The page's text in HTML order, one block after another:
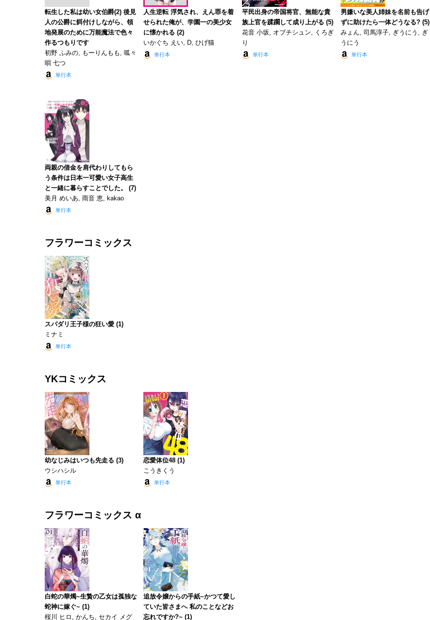
転生した私は幼い女伯爵(2) 後見
人の公爵に餌付けしながら、領
地発展のために万能魔法で色々
作るつもりです
初野 ふみの, もーりんもも, 呱々
唄 七つ
単行本
人生逆転 浮気され、えん罪を着
せられた俺が、学園一の美少女
に懐かれる (2)
いかぐち えい, D, ひげ猫
単行本
平民出身の帝国将官、無能な貴
族上官を蹂躙して成り上がる (5)
花音 小坂, オブチシュン, くろぎ
り
単行本
男嫌いな美人姉妹を名前も告げ
ずに助けたら一体どうなる? (5)
みょん, 司馬淳子, ぎうにう, ぎ
うにう
単行本
両親の借金を肩代わりしてもら
う条件は日本一可愛い女子高生
と一緒に暮らすことでした。 (7)
美月 めいあ, 雨音 恵, kakao
単行本
フラワーコミックス
スパダリ王子様の狂い愛 (1)
ミナミ
単行本
YKコミックス
幼なじみはいつも先走る (3)
ウシハシル
単行本
恋愛体位48 (1)
こうきくう
単行本
フラワーコミックス α
白蛇の華燭~生贄の乙女は孤独な
蛇神に嫁ぐ~ (1)
桜川 ヒロ, かんち, セカイ メグ
追放令嬢からの手紙~かつて愛し
ていた皆さまへ 私のことなどお
忘れですか?~ (1)